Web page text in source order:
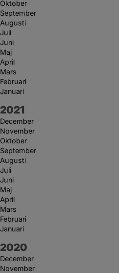
Oktober
September
Augusti
Juli
Juni
Maj
April
Mars
Februari
Januari
År:
2021
December
November
Oktober
September
Augusti
Juli
Juni
Maj
April
Mars
Februari
Januari
År:
2020
December
November